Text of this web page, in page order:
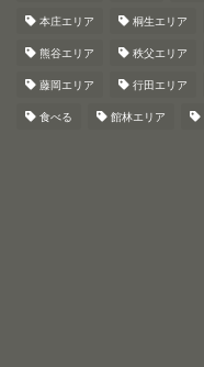
本庄エリア 桐生エリア
熊谷エリア 秩父エリア
藤岡エリア 行田エリア
食べる 館林エリア